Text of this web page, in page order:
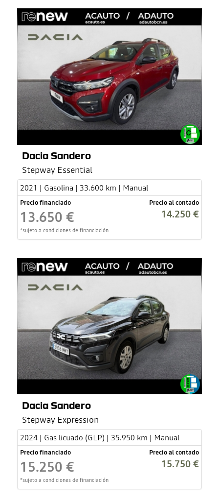
Dacia Sandero
Stepway Essential
2021 | Gasolina | 33.600 km | Manual
Precio financiado
13.650 €
*sujeto a condiciones de financiación
Precio al contado
14.250 €
Dacia Sandero
Stepway Expression
2024 | Gas licuado (GLP) | 35.950 km | Manual
Precio financiado
15.250 €
*sujeto a condiciones de financiación
Precio al contado
15.750 €